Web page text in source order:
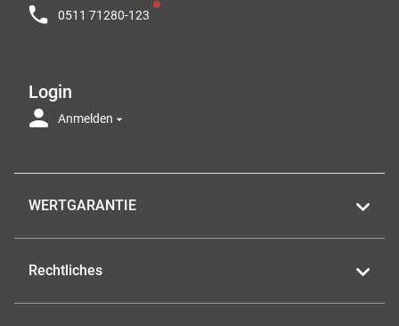
0511 71280-123
Login
Anmelden
WERTGARANTIE
Rechtliches